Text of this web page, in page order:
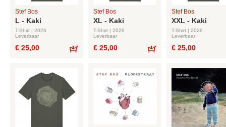
Stef Bos
L - Kaki
T-Shirt | 2026
Leverbaar
€ 25,00
Stef Bos
XL - Kaki
T-Shirt | 2026
Leverbaar
€ 25,00
Stef Bos
XXL - Kaki
T-Shirt | 2026
Leverbaar
€ 25,00